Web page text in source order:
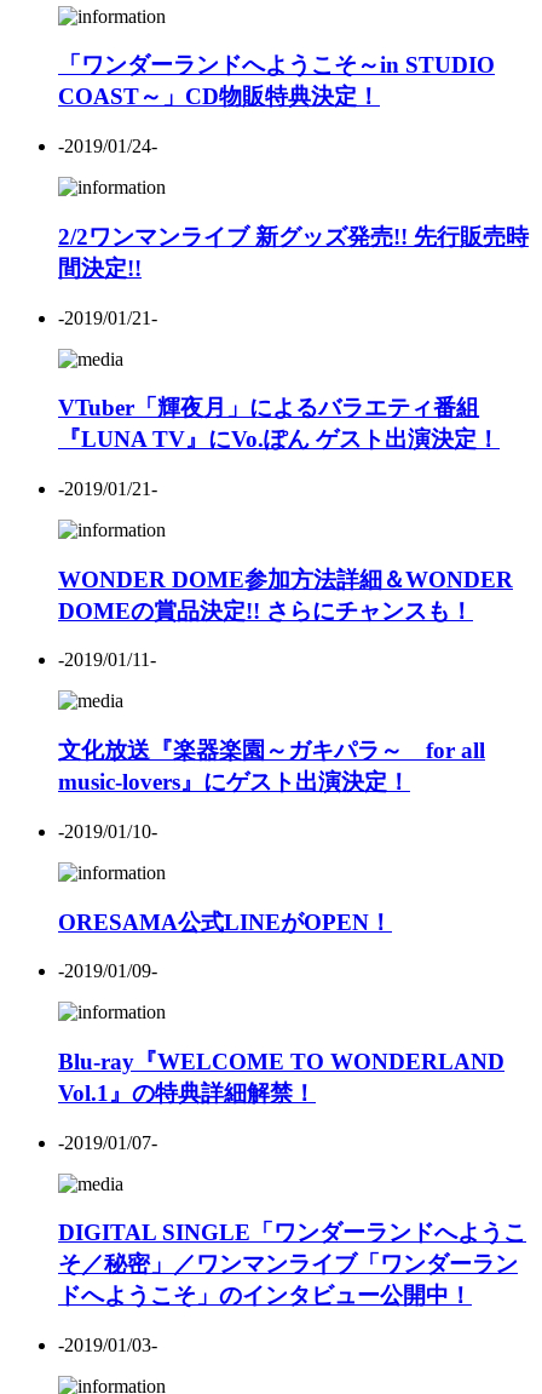
「ワンダーランドへようこそ～in STUDIO
COAST～」CD物販特典決定！
-2019/01/24-
2/2ワンマンライブ 新グッズ発売!! 先行販売時
間決定!!
-2019/01/21-
VTuber「輝夜月」によるバラエティ番組
『LUNA TV』にVo.ぽん ゲスト出演決定！
-2019/01/21-
WONDER DOME参加方法詳細＆WONDER
DOMEの賞品決定!! さらにチャンスも！
-2019/01/11-
文化放送『楽器楽園～ガキパラ～ for all
music-lovers』にゲスト出演決定！
-2019/01/10-
ORESAMA公式LINEがOPEN！
-2019/01/09-
Blu-ray『WELCOME TO WONDERLAND
Vol.1』の特典詳細解禁！
-2019/01/07-
DIGITAL SINGLE「ワンダーランドへようこ
そ／秘密」／ワンマンライブ「ワンダーラン
ドへようこそ」のインタビュー公開中！
-2019/01/03-